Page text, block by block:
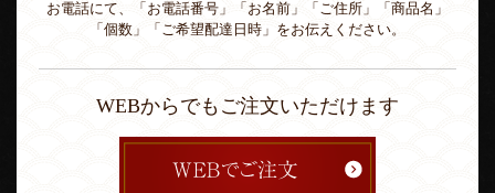
お電話にて、「お電話番号」「お名前」「ご住所」「商品名」
「個数」「ご希望配達日時」をお伝えください。
WEBからでもご注文いただけます